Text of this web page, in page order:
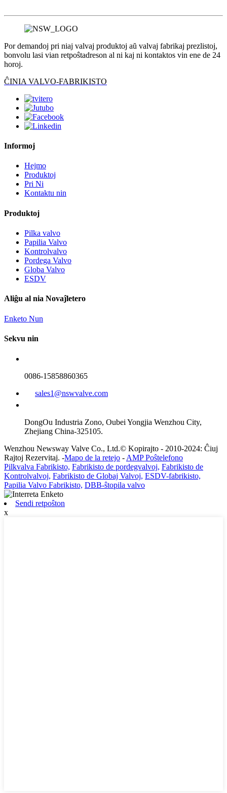
Por demandoj pri niaj valvaj produktoj aŭ valvaj fabrikaj prezlistoj,
bonvolu lasi vian retpoŝtadreson al ni kaj ni kontaktos vin ene de 24
horoj.
ĈINIA VALVO-FABRIKISTO
Informoj
Hejmo
Produktoj
Pri Ni
Kontaktu nin
Produktoj
Pilka valvo
Papilia Valvo
Kontrolvalvo
Pordega Valvo
Globa Valvo
ESDV
Aliĝu al nia Novaĵletero
Enketo Nun
Sekvu nin
0086-15858860365
sales1@nswvalve.com
DongOu Industria Zono, Oubei Yongjia Wenzhou City,
Zhejiang China-325105.
Wenzhou Newsway Valve Co., Ltd.© Kopirajto - 2010-2024: Ĉiuj
Rajtoj Rezervitaj. -Mapo de la retejo - AMP Poŝtelefono
Pilkvalva Fabrikisto, Fabrikisto de pordegvalvoj, Fabrikisto de
Kontrolvalvoj, Fabrikisto de Globaj Valvoj, ESDV-fabrikisto,
Papilia Valvo Fabrikisto, DBB-ŝtopila valvo
Sendi retpoŝton
x